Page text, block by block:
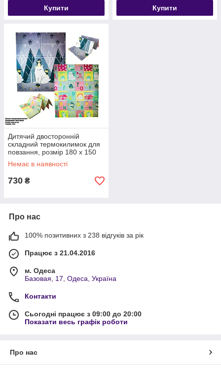
Купити Купити
Дитячий двосторонній
складний термокилимок для
повзання, розмір 180 х 150
см
Немає в наявності
730 ₴
Про нас
100% позитивних з 238 відгуків за рік
Працює з 21.04.2016
м. Одеса
Базовая, 17, Одеса, Україна
Контакти
Сьогодні працює з 09:00 до 20:00
Показати весь графік роботи
Про нас